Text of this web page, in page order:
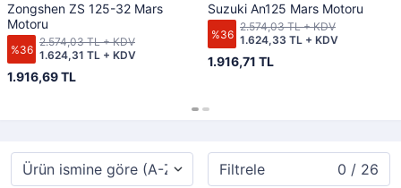
Zongshen ZS 125-32 Mars
Motoru
%36
1.916,69 TL
1.624,31 TL + KDV
2.574,03 TL + KDV
Suzuki An125 Mars Motoru
%36
1.916,71 TL
1.624,33 TL + KDV
2.574,03 TL + KDV
Filtrele 0 / 26